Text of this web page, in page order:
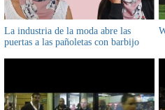
La industria de la moda abre las
puertas a las pañoletas con barbijo